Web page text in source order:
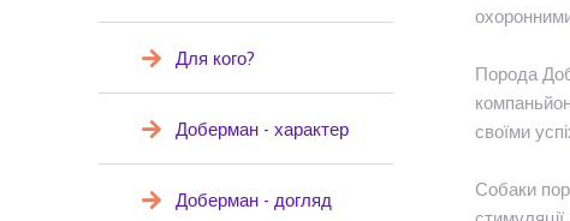
Для кого?
Доберман - характер
Доберман - догляд
Порода
своїми
Собаки